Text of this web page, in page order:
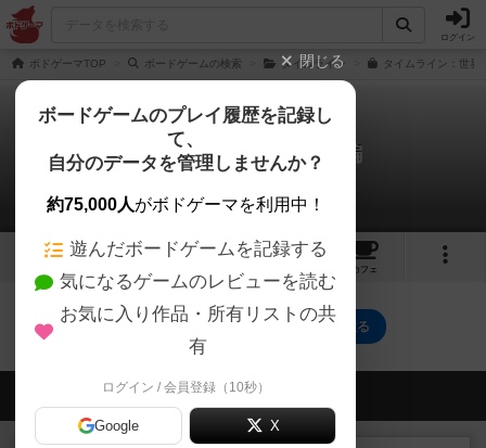
ログイン
ボドゲーマTOP ボードゲームの検索 タイムライン タイムライン：世界
タイムライン：世界史編
0件のルール/インスト
2 3
カフェ
タイムライン：世界史編のトップに戻る
会員の新しい投稿
閉じる
ボードゲームのプレイ履歴を記録し
て、
自分のデータを管理しませんか？
約75,000人がボドゲーマを利用中！
遊んだボードゲームを記録する
気になるゲームのレビューを読む
お気に入り作品・所有リストの共
有
ログイン / 会員登録（10秒）
Google X